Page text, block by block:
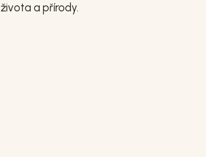
života a přírody.